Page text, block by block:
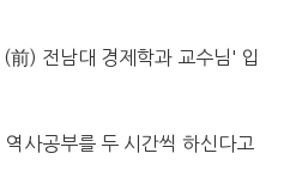
(前) 전남대 경제학과 교수님' 입
역사공부를 두 시간씩 하신다고